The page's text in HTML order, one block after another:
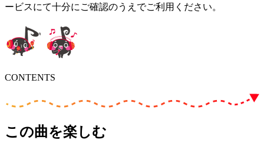
ービスにて十分にご確認のうえでご利用ください。
CONTENTS
この曲を楽しむ